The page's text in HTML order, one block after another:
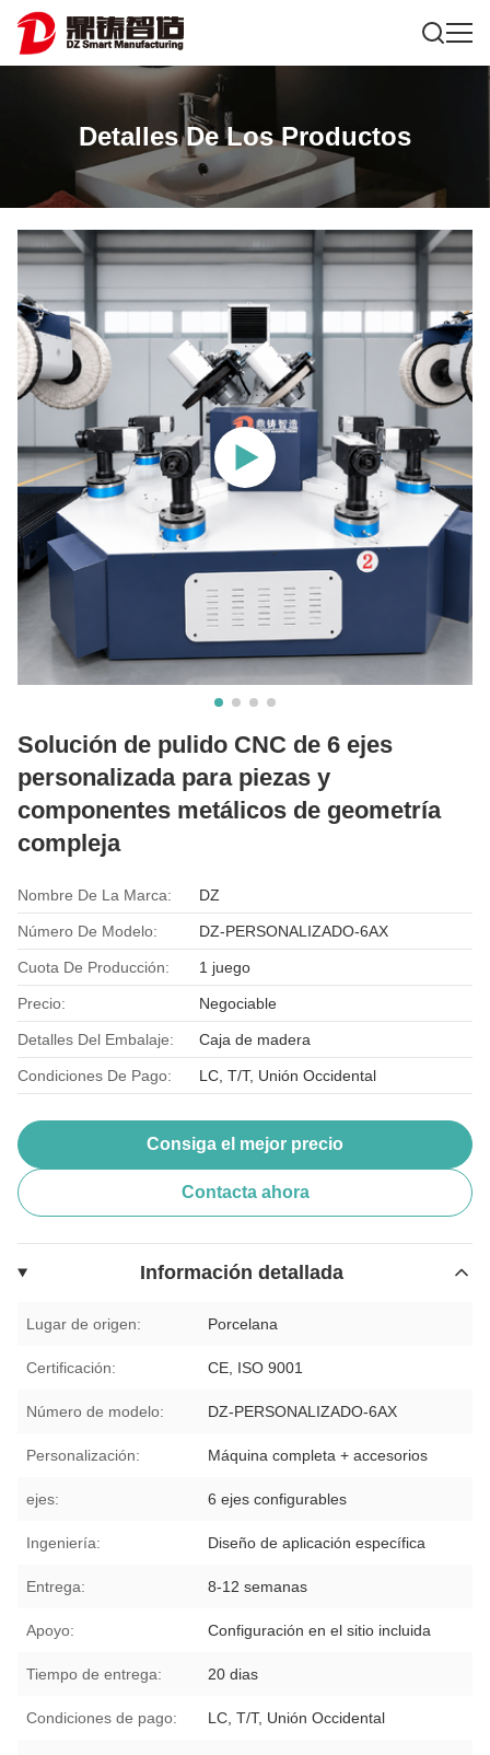
Detalles De Los Productos
Solución de pulido CNC de 6 ejes
personalizada para piezas y
componentes metálicos de geometría
compleja
Nombre De La Marca: DZ
Número De Modelo: DZ-PERSONALIZADO-6AX
Cuota De Producción: 1 juego
Precio: Negociable
Detalles Del Embalaje: Caja de madera
Condiciones De Pago: LC, T/T, Unión Occidental
Consiga el mejor precio
Contacta ahora
Información detallada
Lugar de origen: Porcelana
Certificación: CE, ISO 9001
Número de modelo: DZ-PERSONALIZADO-6AX
Personalización: Máquina completa + accesorios
ejes: 6 ejes configurables
Ingeniería: Diseño de aplicación específica
Entrega: 8-12 semanas
Apoyo: Configuración en el sitio incluida
Tiempo de entrega: 20 dias
Condiciones de pago: LC, T/T, Unión Occidental